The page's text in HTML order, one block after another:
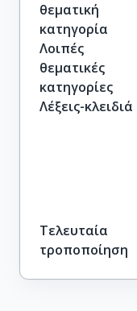
θεματική
κατηγορία
Λοιπές
θεματικές
κατηγορίες
Λέξεις-κλειδιά
Τελευταία
τροποποίηση